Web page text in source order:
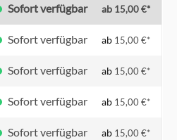
Sofort verfügbar ab 15,00 €*
Sofort verfügbar ab 15,00 €*
Sofort verfügbar ab 15,00 €*
Sofort verfügbar ab 15,00 €*
Sofort verfügbar ab 15,00 €*